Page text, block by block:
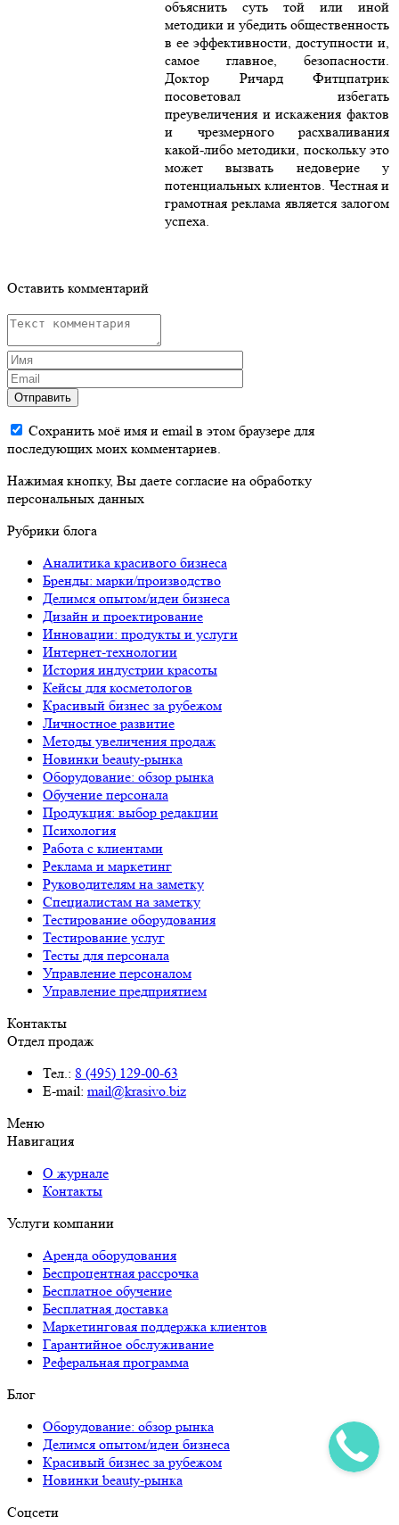
объяснить суть той или иной
методики и убедить общественность
в ее эффективности, доступности и,
самое главное, безопасности.
Доктор Ричард Фитцпатрик
посоветовал избегать
преувеличения и искажения фактов
и чрезмерного расхваливания
какой-либо методики, поскольку это
может вызвать недоверие у
потенциальных клиентов. Честная и
грамотная реклама является залогом
успеха.
Оставить комментарий
Отправить
Сохранить моё имя и email в этом браузере для
последующих моих комментариев.
Нажимая кнопку, Вы даете согласие на обработку
персональных данных
Рубрики блога
Аналитика красивого бизнеса
Бренды: марки/производство
Делимся опытом/идеи бизнеса
Дизайн и проектирование
Инновации: продукты и услуги
Интернет-технологии
История индустрии красоты
Кейсы для косметологов
Красивый бизнес за рубежом
Личностное развитие
Методы увеличения продаж
Новинки beauty-рынка
Оборудование: обзор рынка
Обучение персонала
Продукция: выбор редакции
Психология
Работа с клиентами
Реклама и маркетинг
Руководителям на заметку
Специалистам на заметку
Тестирование оборудования
Тестирование услуг
Тесты для персонала
Управление персоналом
Управление предприятием
Контакты
Отдел продаж
Тел.: 8 (495) 129-00-63
E-mail: mail@krasivo.biz
Меню
Навигация
О журнале
Контакты
Услуги компании
Аренда оборудования
Беспроцентная рассрочка
Бесплатное обучение
Бесплатная доставка
Маркетинговая поддержка клиентов
Гарантийное обслуживание
Реферальная программа
Блог
Оборудование: обзор рынка
Делимся опытом/идеи бизнеса
Красивый бизнес за рубежом
Новинки beauty-рынка
Соцсети